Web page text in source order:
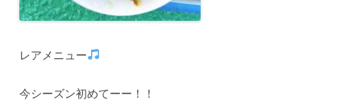
レアメニュー
今シーズン初めてーー！！